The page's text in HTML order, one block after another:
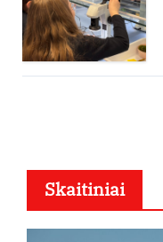
Skaitiniai